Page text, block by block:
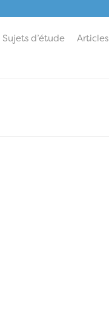
Sujets d’étude Articles